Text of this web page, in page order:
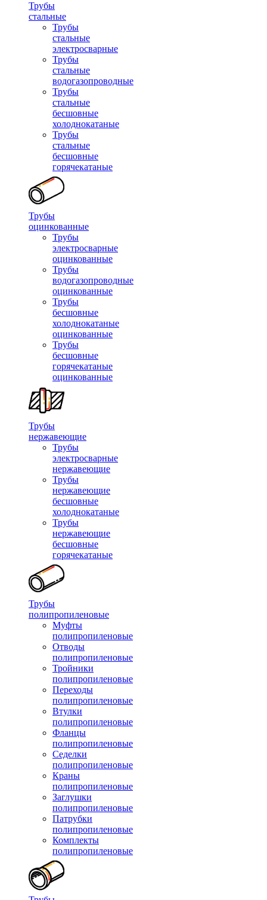
Трубы
стальные
Трубы
стальные
электросварные
Трубы
стальные
водогазопроводные
Трубы
стальные
бесшовные
холоднокатаные
Трубы
стальные
бесшовные
горячекатаные
Трубы
оцинкованные
Трубы
электросварные
оцинкованные
Трубы
водогазопроводные
оцинкованные
Трубы
бесшовные
холоднокатаные
оцинкованные
Трубы
бесшовные
горячекатаные
оцинкованные
Трубы
нержавеющие
Трубы
электросварные
нержавеющие
Трубы
нержавеющие
бесшовные
холоднокатаные
Трубы
нержавеющие
бесшовные
горячекатаные
Трубы
полипропиленовые
Муфты
полипропиленовые
Отводы
полипропиленовые
Тройники
полипропиленовые
Переходы
полипропиленовые
Втулки
полипропиленовые
Фланцы
полипропиленовые
Седелки
полипропиленовые
Краны
полипропиленовые
Заглушки
полипропиленовые
Патрубки
полипропиленовые
Комплекты
полипропиленовые